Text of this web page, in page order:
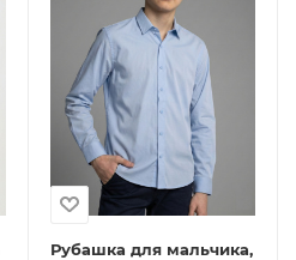
Рубашка для мальчика,